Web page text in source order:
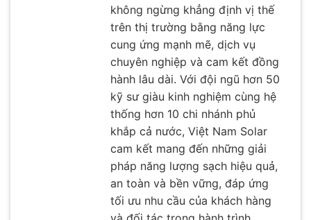
không ngừng khẳng định vị thế
trên thị trường bằng năng lực
cung ứng mạnh mẽ, dịch vụ
chuyên nghiệp và cam kết đồng
hành lâu dài. Với đội ngũ hơn 50
kỹ sư giàu kinh nghiệm cùng hệ
thống hơn 10 chi nhánh phủ
khắp cả nước, Việt Nam Solar
cam kết mang đến những giải
pháp năng lượng sạch hiệu quả,
an toàn và bền vững, đáp ứng
tối ưu nhu cầu của khách hàng